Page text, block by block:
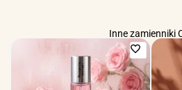
Inne zamienniki
Dodaj
do